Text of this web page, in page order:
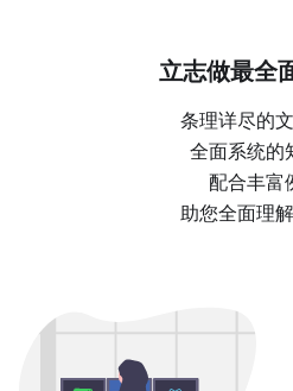
立志做最全
条理详尽的
全面系统的
配合丰富
助您全面理解